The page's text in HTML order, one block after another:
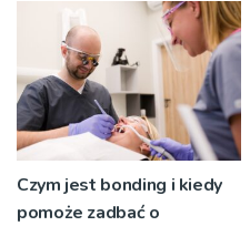
niecodziennych
okolicznościach
Czym jest bonding i kiedy
pomoże zadbać o